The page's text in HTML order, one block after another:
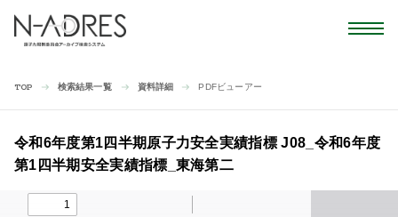
TOP 検索結果一覧 資料詳細 PDFビューアー
令和6年度第1四半期原子力安全実績指標 J08_令和6年度
第1四半期安全実績指標_東海第二